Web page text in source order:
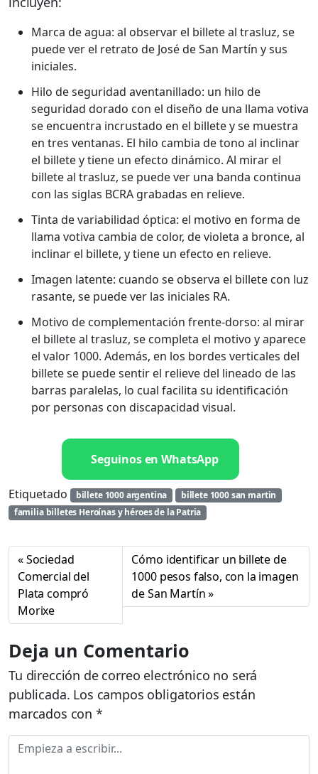
Marca de agua: al observar el billete al trasluz, se
puede ver el retrato de José de San Martín y sus
iniciales.
Hilo de seguridad aventanillado: un hilo de
seguridad dorado con el diseño de una llama votiva
se encuentra incrustado en el billete y se muestra
en tres ventanas. El hilo cambia de tono al inclinar
el billete y tiene un efecto dinámico. Al mirar el
billete al trasluz, se puede ver una banda continua
con las siglas BCRA grabadas en relieve.
Tinta de variabilidad óptica: el motivo en forma de
llama votiva cambia de color, de violeta a bronce, al
inclinar el billete, y tiene un efecto en relieve.
Imagen latente: cuando se observa el billete con luz
rasante, se puede ver las iniciales RA.
Motivo de complementación frente-dorso: al mirar
el billete al trasluz, se completa el motivo y aparece
el valor 1000. Además, en los bordes verticales del
billete se puede sentir el relieve del lineado de las
barras paralelas, lo cual facilita su identificación
por personas con discapacidad visual.
Seguinos en WhatsApp
Etiquetado billete 1000 argentina
billete 1000 san martin
familia billetes Heroínas y héroes de la Patria
Sociedad
Comercial del
Plata compró
Morixe
Cómo identificar un billete de
1000 pesos falso, con la imagen
de San Martín
Deja un Comentario
Tu dirección de correo electrónico no será
publicada. Los campos obligatorios están
marcados con *